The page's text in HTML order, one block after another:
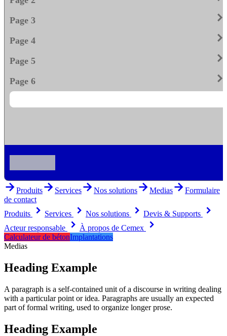
Page 3 keyboard_arrow_right
Page 4 keyboard_arrow_right
Page 5 keyboard_arrow_right
Page 6 keyboard_arrow_right
arrow_forwardProduitsarrow_forward Servicesarrow_forwardNos solutionsarrow_forwardMediasarrow_forwardFormulaire
de contact
Produits
keyboard_arrow_right Services keyboard_arrow_right Nos solutions keyboard_arrow_right Devis & Supports keyboard_arrow_right
Acteur responsable keyboard_arrow_right À propos de Cemex keyboard_arrow_right
Calculateur de bétonImplantations
Medias
Heading Example
A paragraph is a self-contained unit of a discourse in writing dealing
with a particular point or idea. Paragraphs are usually an expected
part of formal writing, used to organize longer prose.
Heading Example